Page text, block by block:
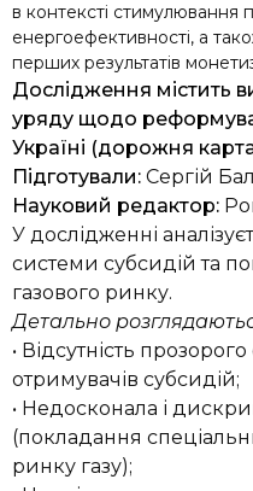
в контексті стимулювання
енергоефективності, а
перших результатів
Дослідження містить
уряду щодо
Україні (дорожня
Підготували: Сергій
Науковий редактор:
У дослідженні
системи субсидій та
газового ринку.
Детально
• Відсутність
отримувачів субсидій;
• Недосконала і
(покладання
ринку газу);